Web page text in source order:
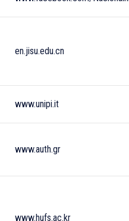
en.jisu.edu.cn
www.unipi.it
www.auth.gr
www.hufs.ac.kr